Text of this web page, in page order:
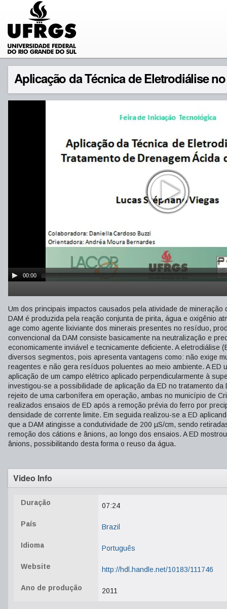
Aplicação da Técnica de Eletrodiálise
00:00
Um dos principais impactos causados pela atividade de
DAM é produzida pela reação conjunta de pirita, água e oxigênio
age como agente lixiviante dos minerais presentes no resíduo,
convencional da DAM consiste basicamente na neutralização e
economicamente inviável e tecnicamente deficiente. A
diversos segmentos, pois apresenta vantagens como: não exige
reagentes e não gera resíduos poluentes ao meio ambiente. A
aplicação de um campo elétrico aplicado perpendicularmente à
investigou-se a possibilidade de aplicação da ED no tratamento
rejeito de uma carbonífera em operação, ambas no município de
realizados ensaios de ED após a remoção prévia do ferro por
densidade de corrente limite. Em seguida realizou-se a ED
que a DAM atingisse a condutividade de 200 µS/cm, sendo
remoção dos cátions e ânions, ao longo dos ensaios. A ED
ânions, possibilitando desta forma o reuso da água.
Video Info
Duração 07:24
País Brazil
Idioma Português
Website http://hdl.handle.net/10183/111746
Ano de produção 2011